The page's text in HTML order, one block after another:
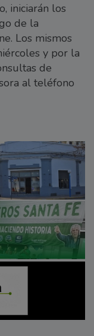
iniciarán los
de la
Los mismos
y por la
de
al teléfono